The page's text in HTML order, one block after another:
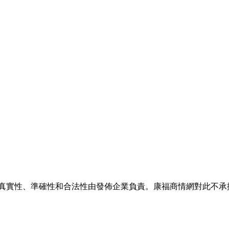
性、準確性和合法性由發佈企業負責。康福商情網對此不